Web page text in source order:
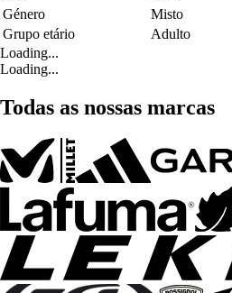
Género
Misto
Grupo etário
Adulto
Loading...
Loading...
Todas as nossas marcas